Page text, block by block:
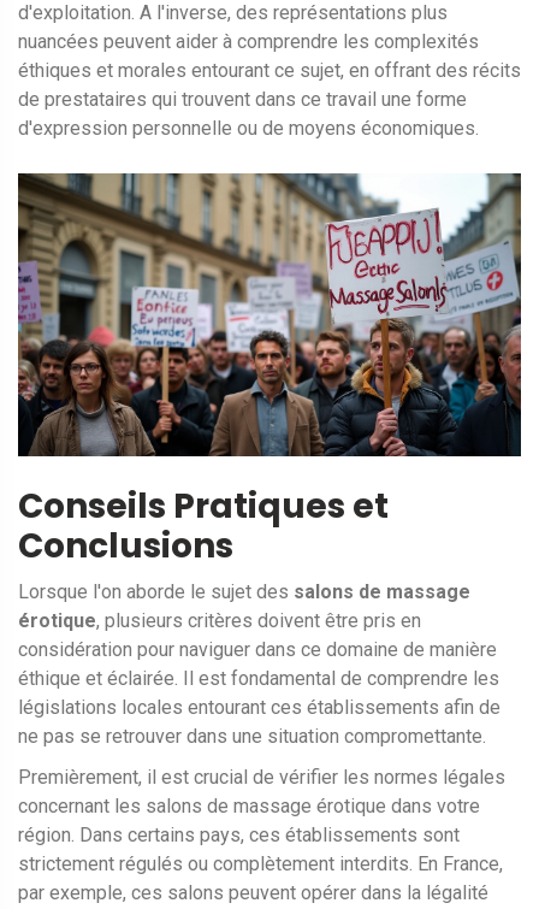
d'exploitation. A l'inverse, des représentations plus
nuancées peuvent aider à comprendre les complexités
éthiques et morales entourant ce sujet, en offrant des récits
de prestataires qui trouvent dans ce travail une forme
d'expression personnelle ou de moyens économiques.
Conseils Pratiques et
Conclusions
Lorsque l'on aborde le sujet des salons de massage
érotique, plusieurs critères doivent être pris en
considération pour naviguer dans ce domaine de manière
éthique et éclairée. Il est fondamental de comprendre les
législations locales entourant ces établissements afin de
ne pas se retrouver dans une situation compromettante.
Premièrement, il est crucial de vérifier les normes légales
concernant les salons de massage érotique dans votre
région. Dans certains pays, ces établissements sont
strictement régulés ou complètement interdits. En France,
par exemple, ces salons peuvent opérer dans la légalité